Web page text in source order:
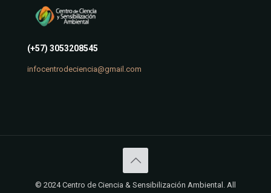
(+57) 3053208545
infocentrodeciencia@gmail.com
© 2024 Centro de Ciencia & Sensibilización Ambiental. All